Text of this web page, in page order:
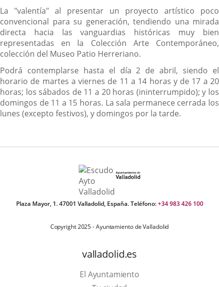
La "valentía" al presentar un proyecto artístico poco
convencional para su generación, tendiendo una mirada
directa hacia las vanguardias históricas muy bien
representadas en la Colección Arte Contemporáneo,
colección del Museo Patio Herreriano.
Podrá contemplarse hasta el día 2 de abril, siendo el
horario de martes a viernes de 11 a 14 horas y de 17 a 20
horas; los sábados de 11 a 20 horas (ininterrumpido); y los
domingos de 11 a 15 horas. La sala permanece cerrada los
lunes (excepto festivos), y domingos por la tarde.
Plaza Mayor, 1. 47001 Valladolid, España. Teléfono:+34 983 426 100
Copyright 2025 - Ayuntamiento de Valladolid
valladolid.es
El Ayuntamiento